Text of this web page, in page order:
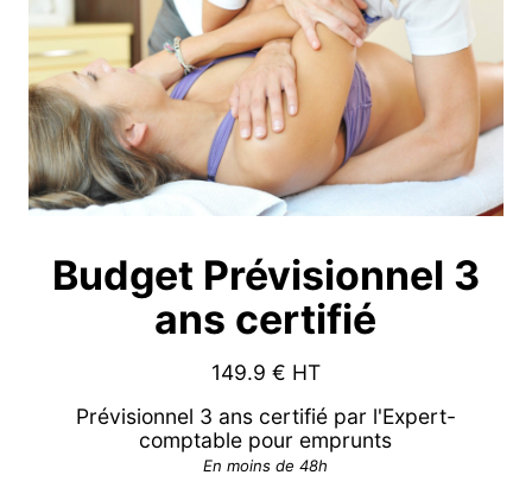
Budget Prévisionnel 3
ans certifié
149.9 € HT
Prévisionnel 3 ans certifié par l'Expert-
comptable pour emprunts
En moins de 48h